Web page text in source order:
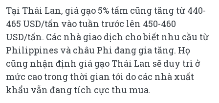
Tại Thái Lan, giá gạo 5% tấm cũng tăng từ 440-
465 USD/tấn vào tuần trước lên 450-460
USD/tấn. Các nhà giao dịch cho biết nhu cầu từ
Philippines và châu Phi đang gia tăng. Họ
cũng nhận định giá gạo Thái Lan sẽ duy trì ở
mức cao trong thời gian tới do các nhà xuất
khẩu vẫn đang tích cực thu mua.